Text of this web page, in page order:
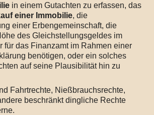
in einem Gutachten zu erfassen, das
einer Immobilie, die
einer Erbengemeinschaft, die
des Gleichstellungsgeldes im
für das Finanzamt im Rahmen einer
benötigen, oder ein solches
auf seine Plausibilität hin zu
Fahrtrechte, Nießbrauchsrechte,
beschränkt dingliche Rechte